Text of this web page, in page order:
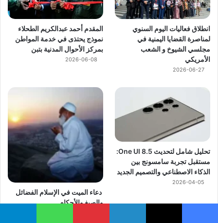
انطلاق فعاليات اليوم السنوي
لمناصرة القضايا اليمنية في
مجلسي الشيوخ و الشعب
الأمريكي
2026-06-27
المقدم أحمد عبدالكريم الطحلاء
نموذج يحتذى في خدمة المواطن
بمركز الأحوال المدنية بتبن
2026-06-08
تحليل شامل لتحديث One UI 8.5:
مستقبل تجربة سامسونج بين
الذكاء الاصطناعي والتصميم الجديد
2026-04-05
دعاء الميت في الإسلام الفضائل
والصيغ والأحكام